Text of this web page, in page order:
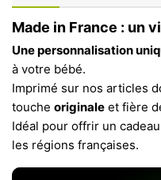
Made in France : un
Une personnalisation
à votre bébé.
Imprimé sur nos articles
touche originale et fière
Idéal pour offrir un
les régions françaises.